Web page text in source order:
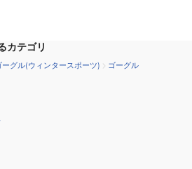
カテゴリ
ーグル(ウィンタースポーツ) ゴーグル